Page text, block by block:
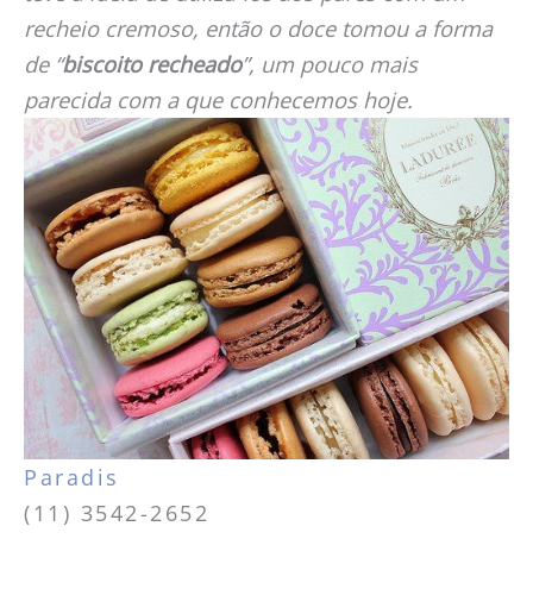
recheio cremoso, então o doce tomou a forma
de “biscoito recheado”, um pouco mais
parecida com a que conhecemos hoje.
Paradis
(11) 3542-2652